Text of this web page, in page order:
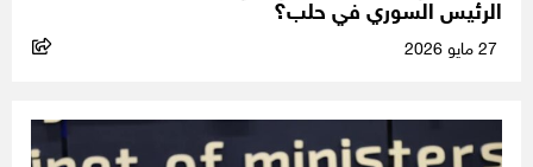
الرئيس السوري في حلب؟